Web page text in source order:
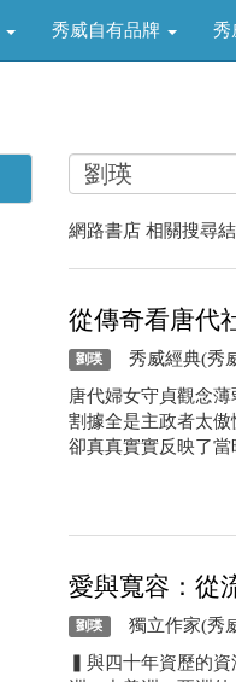
秀威自有品牌 秀
網路書店 相關搜尋
從傳奇看唐代
劉瑛 秀威經典(秀
唐代婦女守貞觀念
割據全是主政者太
卻真真實實反映了
愛與寬容：從
劉瑛 獨立作家(秀
▍與四十年資歷的資